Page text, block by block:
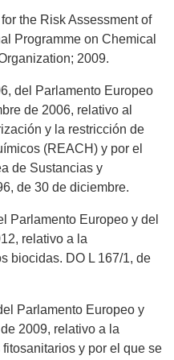
the Risk Assessment of
Programme on Chemical
2009.
del Parlamento Europeo
de 2006, relativo al
y la restricción de
(REACH) y por el
de Sustancias y
de 30 de diciembre.
Parlamento Europeo y del
relativo a la
biocidas. DO L 167/1, de
Parlamento Europeo y
2009, relativo a la
y por el que se